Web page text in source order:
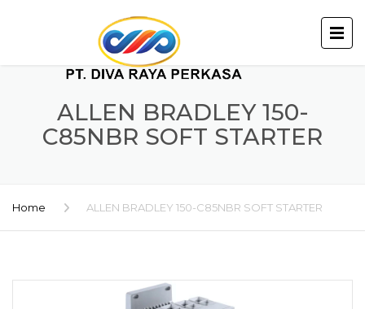
ALLEN BRADLEY 150-
C85NBR SOFT STARTER
Home ALLEN BRADLEY 150-C85NBR SOFT STARTER